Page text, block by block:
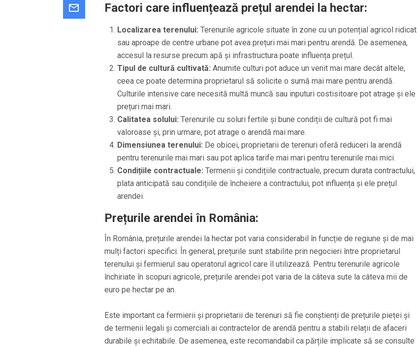
Factori care influențează prețul arendei la hectar:
Localizarea terenului: Terenurile agricole situate în zone cu un potențial agricol ridicat
sau aproape de centre urbane pot avea prețuri mai mari pentru arendă. De asemenea,
accesul la resurse precum apă și infrastructura poate influența prețul.
Tipul de cultură cultivată: Anumite culturi pot aduce un venit mai mare decât altele,
ceea ce poate determina proprietarul să solicite o sumă mai mare pentru arendă.
Culturile intensive care necesită multă muncă sau inputuri costisitoare pot atrage și ele
prețuri mai mari.
Calitatea solului: Terenurile cu soluri fertile și bune condiții de cultură pot fi mai
valoroase și, prin urmare, pot atrage o arendă mai mare.
Dimensiunea terenului: De obicei, proprietarii de terenuri oferă reduceri la arendă
pentru terenurile mai mari sau pot aplica tarife mai mari pentru terenurile mai mici.
Condițiile contractuale: Termenii și condițiile contractuale, precum durata contractului,
plata anticipată sau condițiile de încheiere a contractului, pot influența și ele prețul
arendei.
Prețurile arendei în România:
În România, prețurile arendei la hectar pot varia considerabil în funcție de regiune și de mai
mulți factori specifici. În general, prețurile sunt stabilite prin negocieri între proprietarul
terenului și fermierul sau operatorul agricol care îl utilizează. Pentru terenurile agricole
închiriate în scopuri agricole, prețurile arendei pot varia de la câteva sute la câteva mii de
euro pe hectar pe an.
Este important ca fermierii și proprietarii de terenuri să fie conștienți de prețurile pieței și
de termenii legali și comerciali ai contractelor de arendă pentru a stabili relații de afaceri
durabile și echitabile. De asemenea, este recomandabil ca părțile implicate să se consulte